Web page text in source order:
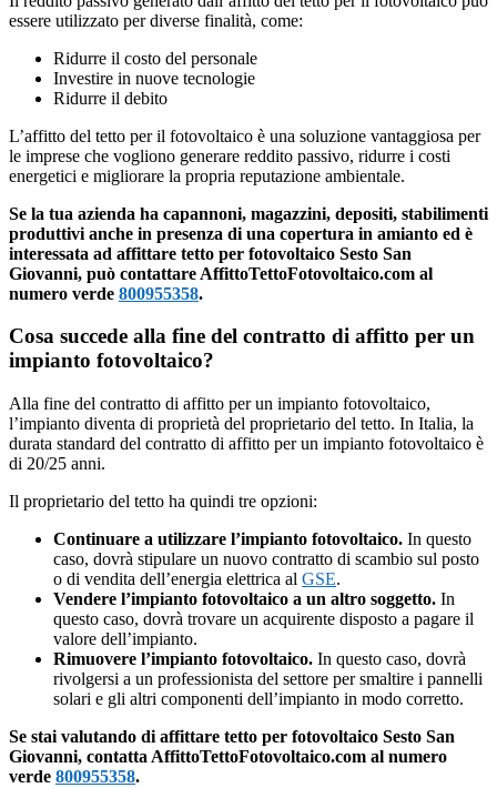
essere utilizzato per diverse finalità, come:
Ridurre il costo del personale
Investire in nuove tecnologie
Ridurre il debito
L’affitto del tetto per il fotovoltaico è una soluzione vantaggiosa per
le imprese che vogliono generare reddito passivo, ridurre i costi
energetici e migliorare la propria reputazione ambientale.
Se la tua azienda ha capannoni, magazzini, depositi, stabilimenti
produttivi anche in presenza di una copertura in amianto ed è
interessata ad affittare tetto per fotovoltaico Sesto San
Giovanni, può contattare AffittoTettoFotovoltaico.com al
numero verde 800955358.
Cosa succede alla fine del contratto di affitto per un
impianto fotovoltaico?
Alla fine del contratto di affitto per un impianto fotovoltaico,
l’impianto diventa di proprietà del proprietario del tetto. In Italia, la
durata standard del contratto di affitto per un impianto fotovoltaico è
di 20/25 anni.
Il proprietario del tetto ha quindi tre opzioni:
Continuare a utilizzare l’impianto fotovoltaico. In questo
caso, dovrà stipulare un nuovo contratto di scambio sul posto
o di vendita dell’energia elettrica al GSE.
Vendere l’impianto fotovoltaico a un altro soggetto. In
questo caso, dovrà trovare un acquirente disposto a pagare il
valore dell’impianto.
Rimuovere l’impianto fotovoltaico. In questo caso, dovrà
rivolgersi a un professionista del settore per smaltire i pannelli
solari e gli altri componenti dell’impianto in modo corretto.
Se stai valutando di affittare tetto per fotovoltaico Sesto San
Giovanni, contatta AffittoTettoFotovoltaico.com al numero
verde 800955358.